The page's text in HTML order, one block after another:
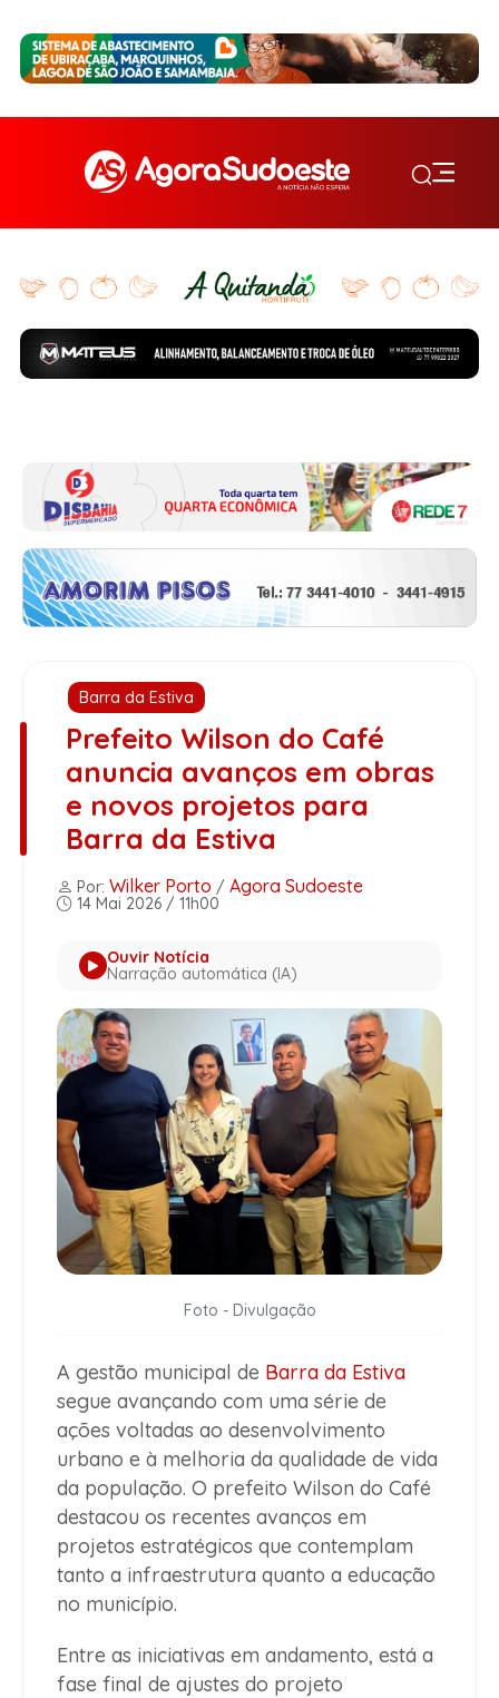
Barra da Estiva
Prefeito Wilson do Café
anuncia avanços em obras
e novos projetos para
Barra da Estiva
Por: Wilker Porto / Agora Sudoeste
14 Mai 2026 / 11h00
Ouvir Notícia
Narração automática (IA)
Foto - Divulgação
A gestão municipal de Barra da Estiva
segue avançando com uma série de
ações voltadas ao desenvolvimento
urbano e à melhoria da qualidade de vida
da população. O prefeito Wilson do Café
destacou os recentes avanços em
projetos estratégicos que contemplam
tanto a infraestrutura quanto a educação
no município.
Entre as iniciativas em andamento, está a
fase final de ajustes do projeto